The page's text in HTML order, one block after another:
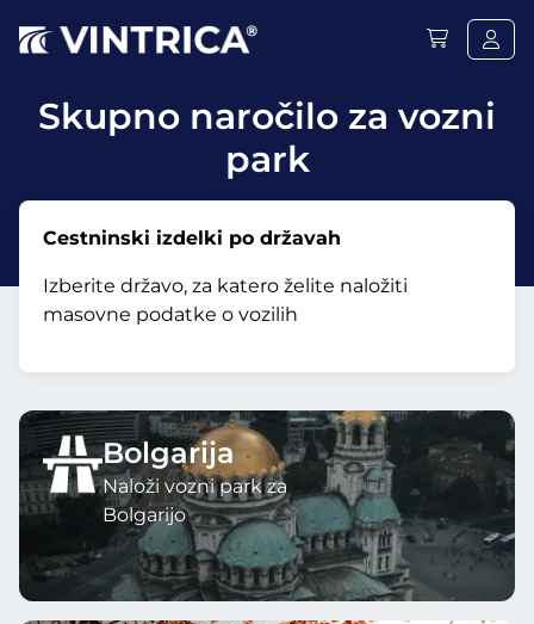
Skupno naročilo za vozni
park
Cestninski izdelki po državah
Izberite državo, za katero želite naložiti
masovne podatke o vozilih
Bolgarija
Naloži vozni park za
Bolgarijo